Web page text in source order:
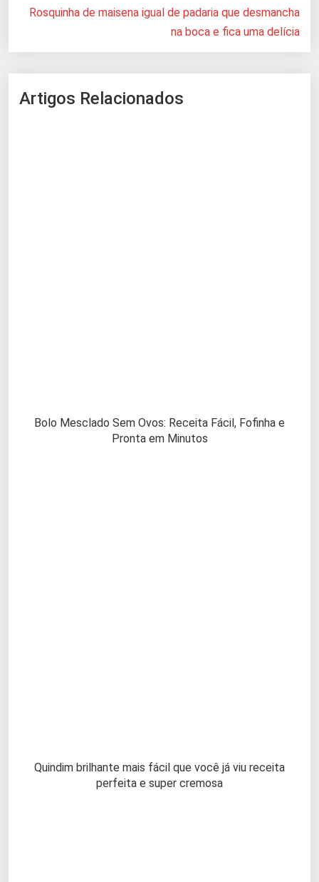
Rosquinha de maisena igual de padaria que desmancha
na boca e fica uma delícia
Artigos Relacionados
Bolo Mesclado Sem Ovos: Receita Fácil, Fofinha e
Pronta em Minutos
Quindim brilhante mais fácil que você já viu receita
perfeita e super cremosa